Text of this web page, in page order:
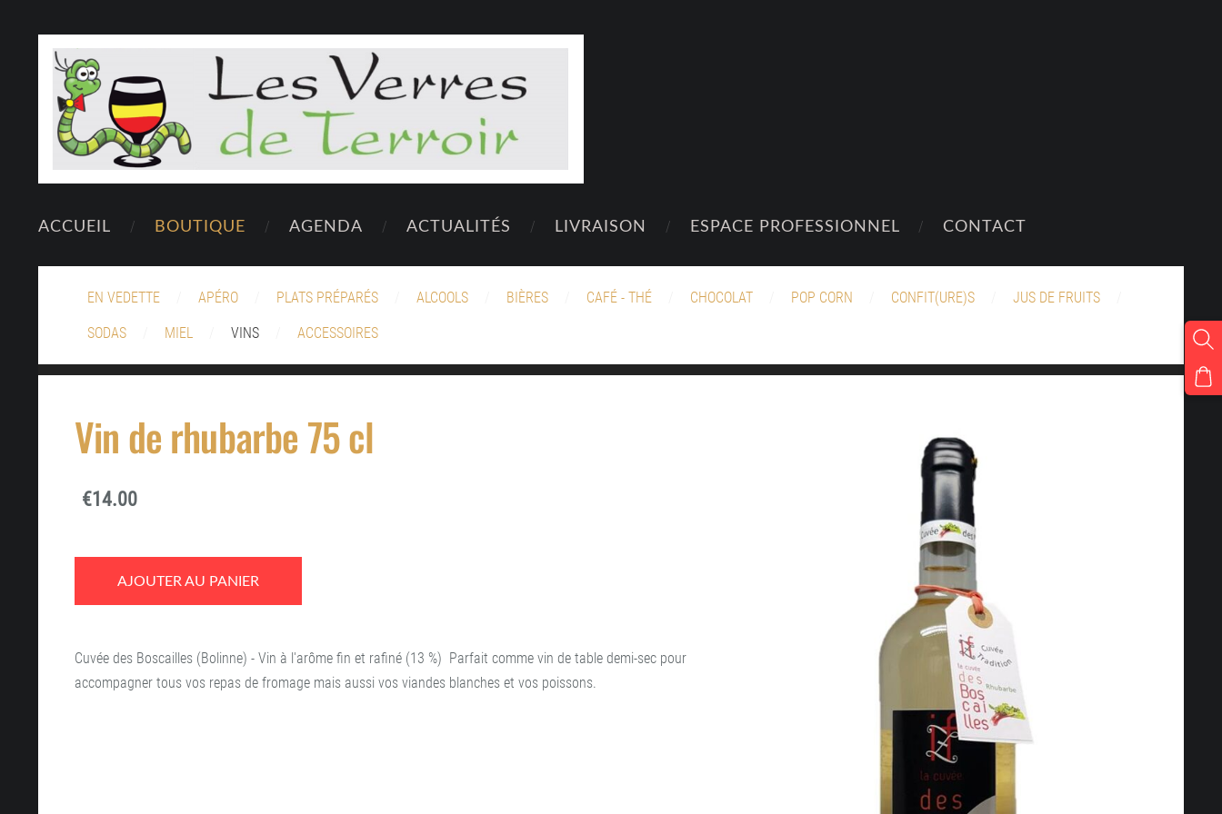
ACCUEIL BOUTIQUE AGENDA ACTUALITÉS LIVRAISON ESPACE PROFESSIONNEL CONTACT
EN VEDETTE APÉRO PLATS PRÉPARÉS ALCOOLS BIÈRES CAFÉ - THÉ CHOCOLAT POP CORN CONFIT(URE)S JUS DE FRUITS
SODAS MIEL VINS ACCESSOIRES
Vin de rhubarbe 75 cl
€14.00
AJOUTER AU PANIER
Cuvée des Boscailles (Bolinne) - Vin à l'arôme fin et rafiné (13 %) Parfait comme vin de table demi-sec pour
accompagner tous vos repas de fromage mais aussi vos viandes blanches et vos poissons.